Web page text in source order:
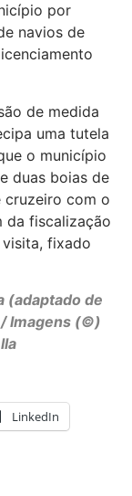
por
navios de
de medida
uma tutela
o município
duas boias de
cruzeiro com o
da fiscalização
fixado
(adaptado de
/ Imagens (©)
LinkedIn